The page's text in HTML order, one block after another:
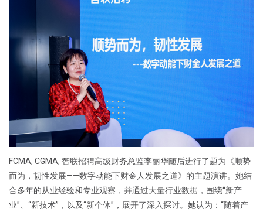
FCMA, CGMA, 智联招聘高级财务总监李丽华随后进行了题为《顺势
而为，韧性发展——数字动能下财金人发展之道》的主题演讲。她结
合多年的从业经验和专业观察，并通过大量行业数据，围绕“新产
业”、“新技术”，以及“新个体”，展开了深入探讨。她认为：“随着产